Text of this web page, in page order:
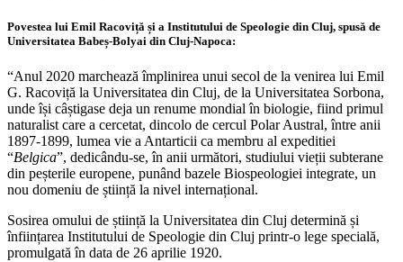
Povestea lui Emil Racoviță și a Institutului de Speologie din Cluj, spusă de
Universitatea Babeș-Bolyai din Cluj-Napoca:
“Anul 2020 marchează împlinirea unui secol de la venirea lui Emil
G. Racoviță la Universitatea din Cluj, de la Universitatea Sorbona,
unde își câștigase deja un renume mondial în biologie, fiind primul
naturalist care a cercetat, dincolo de cercul Polar Austral, între anii
1897-1899, lumea vie a Antarticii ca membru al expeditiei
“Belgica”, dedicându-se, în anii următori, studiului vieții subterane
din peșterile europene, punând bazele Biospeologiei integrate, un
nou domeniu de știință la nivel internațional.
Sosirea omului de știință la Universitatea din Cluj determină și
înființarea Institutului de Speologie din Cluj printr-o lege specială,
promulgată în data de 26 aprilie 1920.